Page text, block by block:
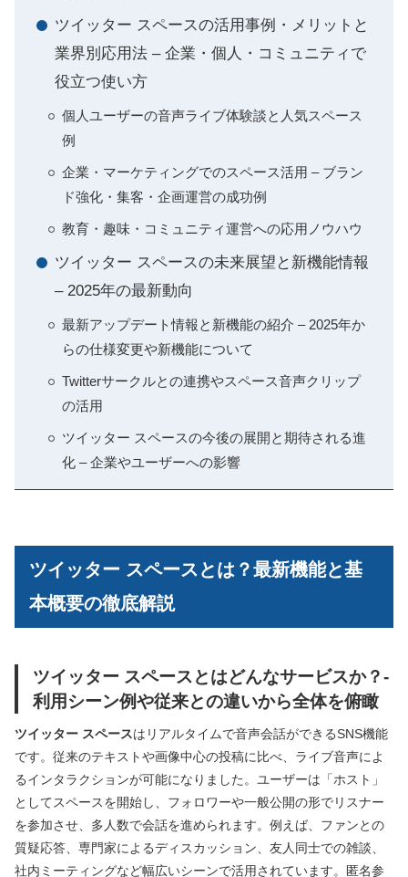
ツイッター スペースの活用事例・メリットと
業界別応用法 – 企業・個人・コミュニティで
役立つ使い方
個人ユーザーの音声ライブ体験談と人気スペース
例
企業・マーケティングでのスペース活用 – ブラン
ド強化・集客・企画運営の成功例
教育・趣味・コミュニティ運営への応用ノウハウ
ツイッター スペースの未来展望と新機能情報
– 2025年の最新動向
最新アップデート情報と新機能の紹介 – 2025年か
らの仕様変更や新機能について
Twitterサークルとの連携やスペース音声クリップ
の活用
ツイッター スペースの今後の展開と期待される進
化 – 企業やユーザーへの影響
ツイッター スペースとは？最新機能と基
本概要の徹底解説
ツイッター スペースとはどんなサービスか？-
利用シーン例や従来との違いから全体を俯瞰
ツイッター スペースはリアルタイムで音声会話ができるSNS機能
です。従来のテキストや画像中心の投稿に比べ、ライブ音声によ
るインタラクションが可能になりました。ユーザーは「ホスト」
としてスペースを開始し、フォロワーや一般公開の形でリスナー
を参加させ、多人数で会話を進められます。例えば、ファンとの
質疑応答、専門家によるディスカッション、友人同士での雑談、
社内ミーティングなど幅広いシーンで活用されています。匿名参